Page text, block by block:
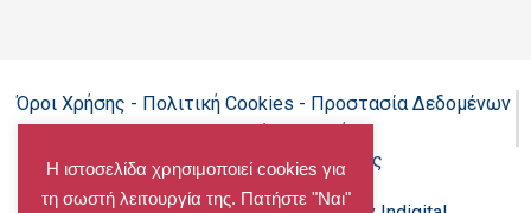
Όροι Χρήσης - Πολιτική Cookies - Προστασία Δεδομένων
Προσωπικού Χαρακτήρα
Δήλωση προσβασιμότητας
Η ιστοσελίδα χρησιμοποιεί cookies για
τη σωστή λειτουργία της. Πατήστε "Ναι"